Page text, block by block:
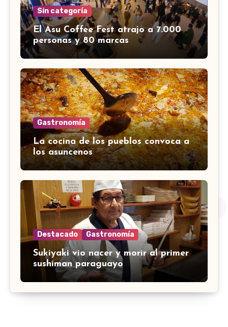
Sin categoría
El Asu Coffee Fest atrajo a 7.000
personas y 80 marcas
Gastronomía
La cocina de los pueblos convoca a
los asuncenos
Destacado Gastronomía
Sukiyaki vio nacer y morir al primer
sushiman paraguayo